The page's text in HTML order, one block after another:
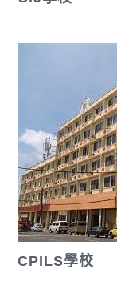
CPILS學校